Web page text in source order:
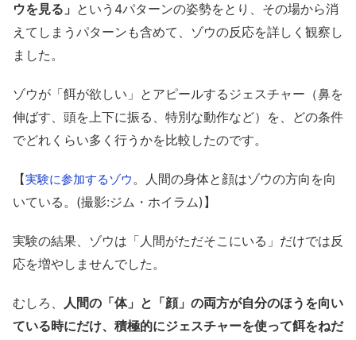
ウを見る」 という4パターンの姿勢をとり、その場から消
えてしまうパターンも含めて、ゾウの反応を詳しく観察し
ました。
ゾウが「餌が欲しい」とアピールするジェスチャー（鼻を
伸ばす、頭を上下に振る、特別な動作など）を、どの条件
でどれくらい多く行うかを比較したのです。
【実験に参加するゾウ。人間の身体と顔はゾウの方向を向
いている。(撮影:ジム・ホイラム)】
実験の結果、ゾウは「人間がただそこにいる」だけでは反
応を増やしませんでした。
むしろ、 人間の「体」と「顔」の両方が自分のほうを向い
ている時にだけ、積極的にジェスチャーを使って餌をねだ